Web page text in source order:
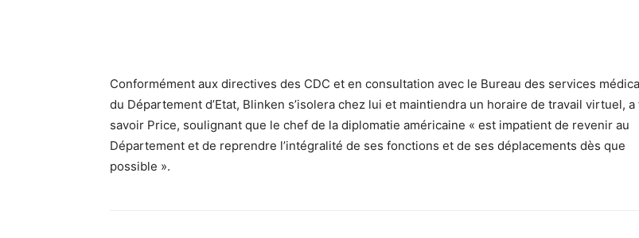
Conformément aux directives des CDC et en consultation avec le Bureau des services
du Département d’Etat, Blinken s’isolera chez lui et maintiendra un horaire de travail virtuel, a
savoir Price, soulignant que le chef de la diplomatie américaine « est impatient de revenir au
Département et de reprendre l’intégralité de ses fonctions et de ses déplacements dès que
possible ».